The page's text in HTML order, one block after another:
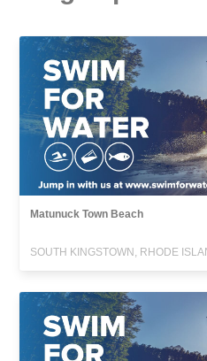
Matunuck Town Beach
SOUTH KINGSTOWN, RHODE